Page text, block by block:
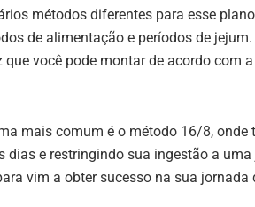
métodos diferentes para esse
de alimentação e períodos de
que você pode montar de acordo com
mais comum é o método 16/8,
dias e restringindo sua ingestão a
vim a obter sucesso na sua jornada